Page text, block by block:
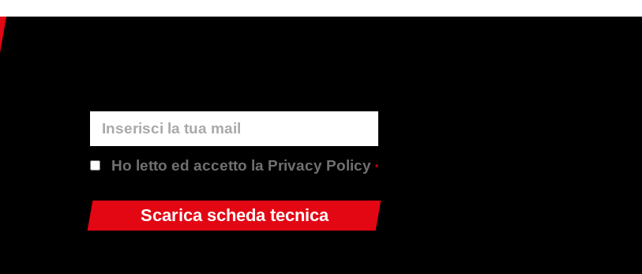
Ho letto ed accetto la Privacy Policy*